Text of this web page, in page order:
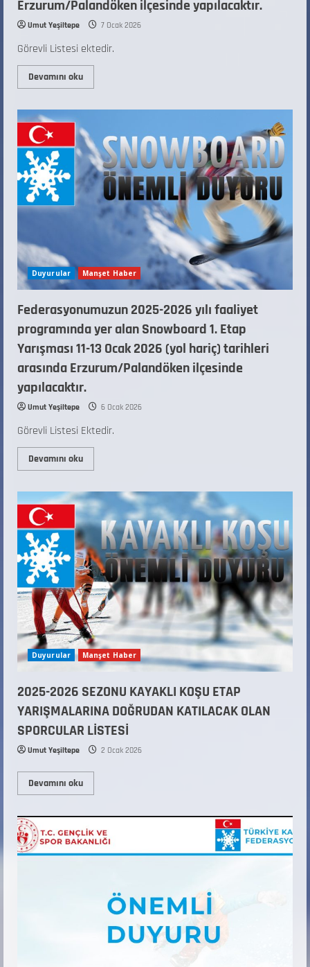
Erzurum/Palandöken ilçesinde yapılacaktır.
Umut Yeşiltepe 7 Ocak 2026
Görevli Listesi ektedir.
Devamını oku
Duyurular Manşet Haber
Federasyonumuzun 2025-2026 yılı faaliyet
programında yer alan Snowboard 1. Etap
Yarışması 11-13 Ocak 2026 (yol hariç) tarihleri
arasında Erzurum/Palandöken ilçesinde
yapılacaktır.
Umut Yeşiltepe 6 Ocak 2026
Görevli Listesi Ektedir.
Devamını oku
Duyurular Manşet Haber
2025-2026 SEZONU KAYAKLI KOŞU ETAP
YARIŞMALARINA DOĞRUDAN KATILACAK OLAN
SPORCULAR LİSTESİ
Umut Yeşiltepe 2 Ocak 2026
Devamını oku